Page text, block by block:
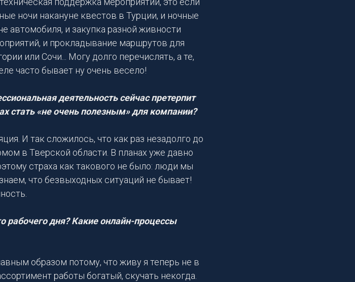
ночи накануне квестов в Турции, и ночные
автомобиля, и закупка разной живности
и прокладывание маршрутов для
или Сочи... Могу долго перечислять, а те,
часто бывает ну очень весело!
деятельность сейчас претерпит
стать «не очень полезным» для компании?
И так сложилось, что как раз незадолго до
в Тверской области. В планах уже давно
страха как такового не было: люди мы
что безвыходных ситуаций не бывает!
рабочего дня? Какие онлайн-процессы
образом потому, что живу я теперь не в
работы богатый, скучать некогда.